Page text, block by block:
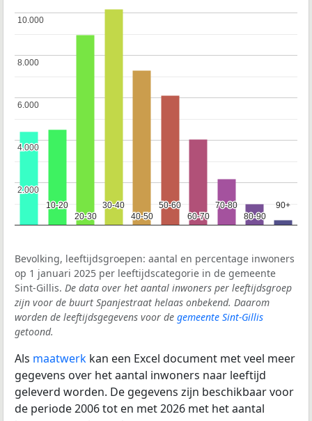
10-20
10-20
20-30
20-30
30-40
30-40
40-50
40-50
50-60
50-60
60-70
60-70
70-80
70-80
80-90
80-90
90+
90+
2.000
2.000
4.000
4.000
6.000
6.000
8.000
8.000
10.000
10.000
Bevolking, leeftijdsgroepen: aantal en percentage inwoners
op 1 januari 2025 per leeftijdscategorie in de gemeente
Sint-Gillis. De data over het aantal inwoners per leeftijdsgroep
zijn voor de buurt Spanjestraat helaas onbekend. Daarom
worden de leeftijdsgegevens voor de gemeente Sint-Gillis
getoond.
Als maatwerk kan een Excel document met veel meer
gegevens over het aantal inwoners naar leeftijd
geleverd worden. De gegevens zijn beschikbaar voor
de periode 2006 tot en met 2026 met het aantal